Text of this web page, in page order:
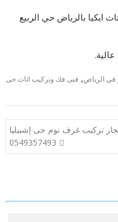
ايكيا بالرياض حي الربيع
في الرياض, فنى فك وتركيب اثاث حى
تركيب غرف نوم حى إشبيليا
0549357493